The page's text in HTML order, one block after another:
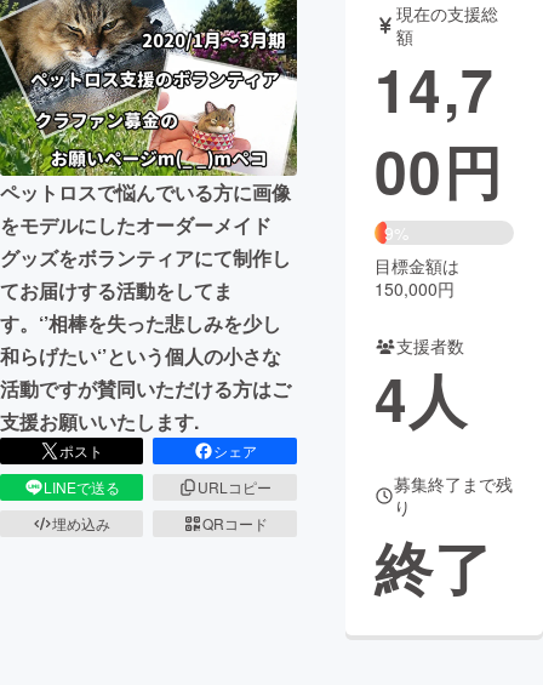
テクノロジー・ガジェット
映像・映画 書籍・雑誌
ビジネス・起業 チャレンジ
まちづくり・地域活性化
CAMPFIRE for Social Good
CAMPFIRE Creation
CAMPFIREふるさと納税
コミュニティ
ペットロスで悩んでいる方に画像
をモデルにしたオーダーメイド
グッズをボランティアにて制作し
てお届けする活動をしてま
す。‘’相棒を失った悲しみを少し
和らげたい‘’という個人の小さな
活動ですが賛同いただける方はご
支援お願いいたします.
ポスト
シェア
LINEで送る
URLコピー
埋め込み
QRコード
現在の支援総
額
14,7
00円
9%
目標金額は
150,000円
支援者数
4人
募集終了まで残
り
終了